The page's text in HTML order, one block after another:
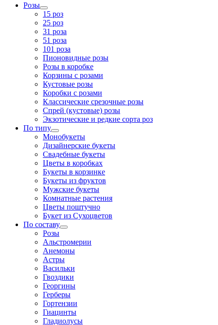
Розы
15 роз
25 роз
31 роза
51 роза
101 роза
Пионовидные розы
Розы в коробке
Корзины с розами
Кустовые розы
Коробки с розами
Классические срезочные розы
Спрей (кустовые) розы
Экзотические и редкие сорта роз
По типу
Монобукеты
Дизайнерские букеты
Свадебные букеты
Цветы в коробках
Букеты в корзинке
Букеты из фруктов
Мужские букеты
Комнатные растения
Цветы поштучно
Букет из Сухоцветов
По составу
Розы
Альстромерии
Анемоны
Астры
Васильки
Гвоздики
Георгины
Герберы
Гортензии
Гиацинты
Гладиолусы